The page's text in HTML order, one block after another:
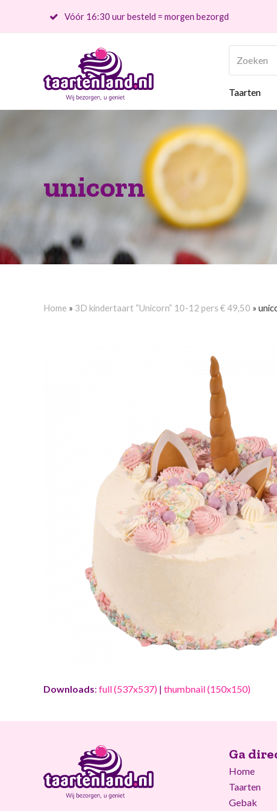
Vóór 16:30 uur besteld = morgen bezorgd
Taarten
unicorn
Home » 3D kindertaart “Unicorn” 10-12 pers € 49,50 »
Downloads: full (537x537) | thumbnail (150x150)
Ga
Home
Taarten
Gebak